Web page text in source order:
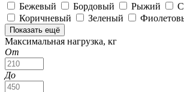
Бежевый
Бордовый Рыжий
Коричневый
Зеленый
Показать ещё
Максимальная нагрузка, кг
От
До